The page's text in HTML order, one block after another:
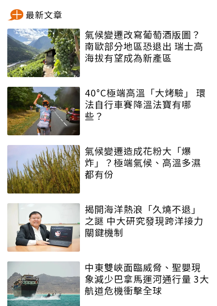
最新文章
氣候變遷改寫葡萄酒版圖？
南歐部分地區恐退出 瑞士高
海拔有望成為新產區
40°C極端高溫「大烤驗」 環
法自行車賽降溫法寶有哪
些？
氣候變遷造成花粉大「爆
炸」？極端氣候、高溫多濕
都有份
揭開海洋熱浪「久燒不退」
之謎 中大研究發現跨洋接力
關鍵機制
中東雙峽面臨威脅、聖嬰現
象減少巴拿馬運河通行量 3大
航道危機衝擊全球